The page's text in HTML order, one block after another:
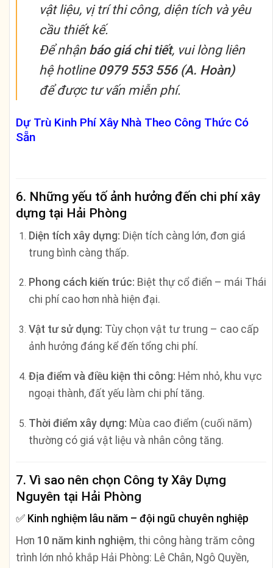
vật liệu, vị trí thi công, diện tích và yêu
cầu thiết kế.
Để nhận báo giá chi tiết, vui lòng liên
hệ hotline 0979 553 556 (A. Hoàn)
để được tư vấn miễn phí.
Dự Trù Kinh Phí Xây Nhà Theo Công Thức Có
Sẵn
6. Những yếu tố ảnh hưởng đến chi phí xây
dựng tại Hải Phòng
Diện tích xây dựng: Diện tích càng lớn, đơn giá
trung bình càng thấp.
Phong cách kiến trúc: Biệt thự cổ điển – mái Thái
chi phí cao hơn nhà hiện đại.
Vật tư sử dụng: Tùy chọn vật tư trung – cao cấp
ảnh hưởng đáng kể đến tổng chi phí.
Địa điểm và điều kiện thi công: Hẻm nhỏ, khu vực
ngoại thành, đất yếu làm chi phí tăng.
Thời điểm xây dựng: Mùa cao điểm (cuối năm)
thường có giá vật liệu và nhân công tăng.
7. Vì sao nên chọn Công ty Xây Dựng
Nguyên tại Hải Phòng
✅ Kinh nghiệm lâu năm – đội ngũ chuyên nghiệp
Hơn 10 năm kinh nghiệm, thi công hàng trăm công
trình lớn nhỏ khắp Hải Phòng: Lê Chân, Ngô Quyền,